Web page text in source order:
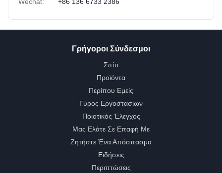
Γρήγοροι Σύνδεσμοι
Σπίτι
Προϊόντα
Περίπου Εμείς
Γύρος Εργοστασίων
Ποιοτικός Έλεγχος
Μας Ελάτε Σε Επαφή Με
Ζητήστε Ένα Απόσπασμα
Ειδήσεις
Περιπτώσεις